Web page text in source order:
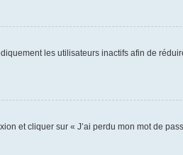
les utilisateurs inactifs afin de
et cliquer sur « J’ai perdu mon mot de